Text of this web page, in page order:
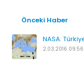
Önceki Haber
NASA:
2.03.2016 09:56